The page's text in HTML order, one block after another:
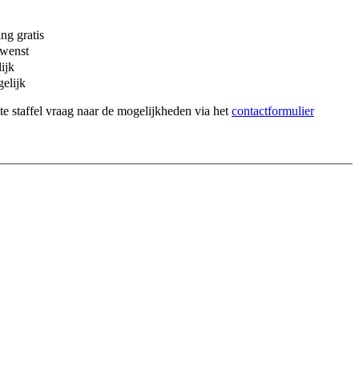
gratis
staffel vraag naar de mogelijkheden via hetcontactformulier